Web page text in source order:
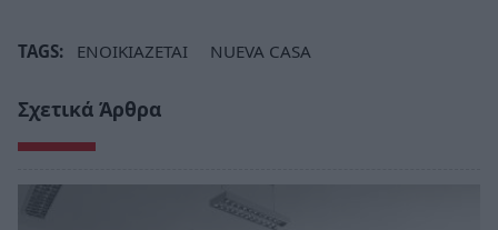
TAGS: ΕΝΟΙΚΙΑΖΕΤΑΙ NUEVA CASA
Σχετικά Άρθρα